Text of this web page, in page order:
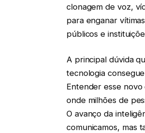
clonagem de voz,
para enganar
públicos e
A principal dúvida
tecnologia
Entender esse
onde milhões de
O avanço da
comunicamos, mas